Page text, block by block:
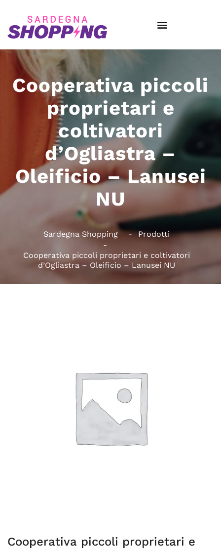
Cooperativa piccoli
proprietari e
coltivatori
d’Ogliastra –
Oleificio – Lanusei
NU
Sardegna Shopping Prodotti
Cooperativa piccoli proprietari e coltivatori
d’Ogliastra – Oleificio – Lanusei NU
Cooperativa piccoli proprietari e